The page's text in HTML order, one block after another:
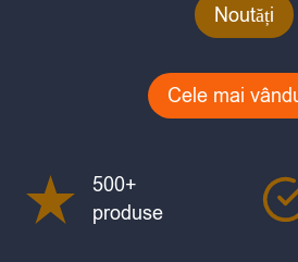
Noutăți
Cele mai
500+
produse